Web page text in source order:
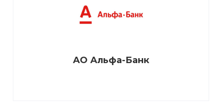
АО Альфа-Банк